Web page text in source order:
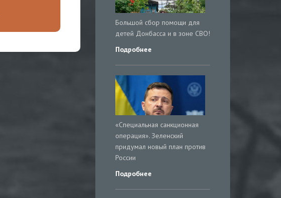
Большой сбор помощи для
детей Донбасса и в зоне СВО!
Подробнее
«Специальная санкционная
операция». Зеленский
придумал новый план против
России
Подробнее